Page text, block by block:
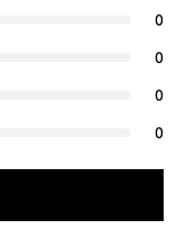
0
0
0
0